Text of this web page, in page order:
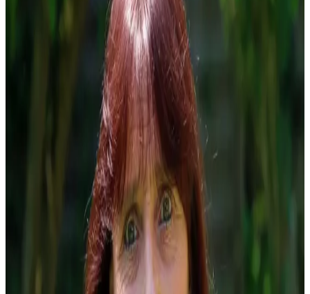
Verantwortlich für die strategische Ausrichtung des Clubs und die
Repräsentation nach außen.
Jens.schumacher@schumacher-online.com
Stellvertretender Vorsitzender
Helge Lorenz-Heipel
Unterstützt den Vorsitzenden und vertritt ihn bei Abwesenheit in
BW_lorenz@web.de
Heinz Franzbach
Verwaltet die Finanzen des Clubs und ist Ansprechpartner für alle
finanziellen Angelegenheiten.
0152-06493859
schatzmeister@tc-blau-weiss-kassel.de